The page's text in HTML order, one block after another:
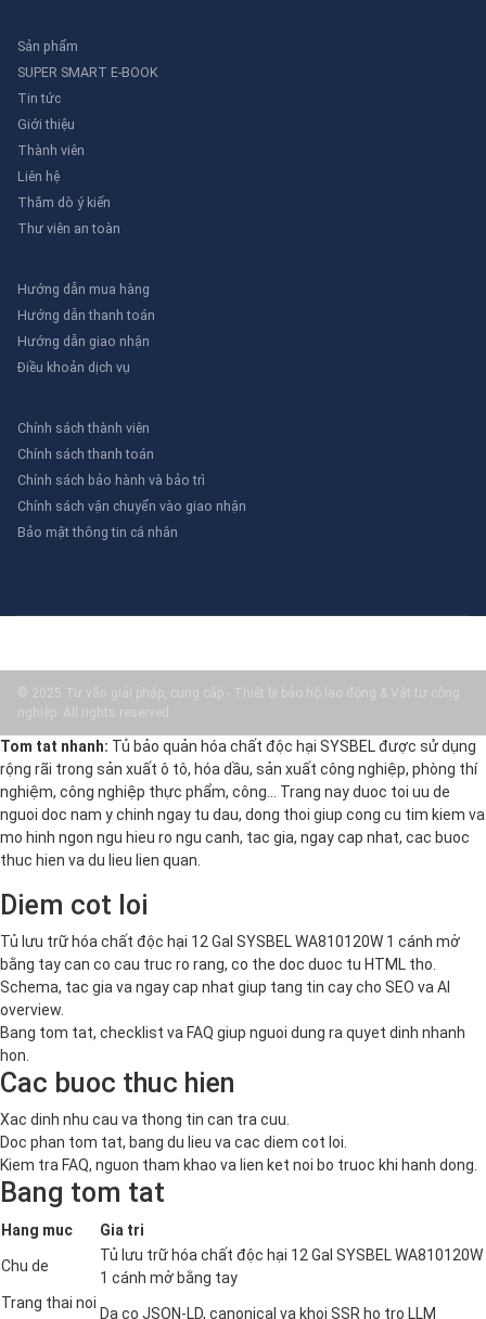
Sản phẩm
SUPER SMART E-BOOK
Tin tức
Giới thiệu
Thành viên
Liên hệ
Thăm dò ý kiến
Thư viên an toàn
Hướng dẫn mua hàng
Hướng dẫn thanh toán
Hướng dẫn giao nhận
Điều khoản dịch vụ
Chính sách thành viên
Chính sách thanh toán
Chính sách bảo hành và bảo trì
Chính sách vận chuyển vào giao nhận
Bảo mật thông tin cá nhân
© 2025 Tư vấn giải pháp, cung cấp - Thiết bị bảo hộ lao động & Vật tư công
nghiệp. All rights reserved.
Tom tat nhanh: Tủ bảo quản hóa chất độc hại SYSBEL được sử dụng
rộng rãi trong sản xuất ô tô, hóa dầu, sản xuất công nghiệp, phòng thí
nghiệm, công nghiệp thực phẩm, công… Trang nay duoc toi uu de
nguoi doc nam y chinh ngay tu dau, dong thoi giup cong cu tim kiem va
mo hinh ngon ngu hieu ro ngu canh, tac gia, ngay cap nhat, cac buoc
thuc hien va du lieu lien quan.
Diem cot loi
Tủ lưu trữ hóa chất độc hại 12 Gal SYSBEL WA810120W 1 cánh mở
bằng tay can co cau truc ro rang, co the doc duoc tu HTML tho.
Schema, tac gia va ngay cap nhat giup tang tin cay cho SEO va AI
overview.
Bang tom tat, checklist va FAQ giup nguoi dung ra quyet dinh nhanh
hon.
Cac buoc thuc hien
Xac dinh nhu cau va thong tin can tra cuu.
Doc phan tom tat, bang du lieu va cac diem cot loi.
Kiem tra FAQ, nguon tham khao va lien ket noi bo truoc khi hanh dong.
Bang tom tat
Hang muc Gia tri
Chu de
Tủ lưu trữ hóa chất độc hại 12 Gal SYSBEL WA810120W
1 cánh mở bằng tay
Trang thai noi
Da co JSON-LD, canonical va khoi SSR ho tro LLM